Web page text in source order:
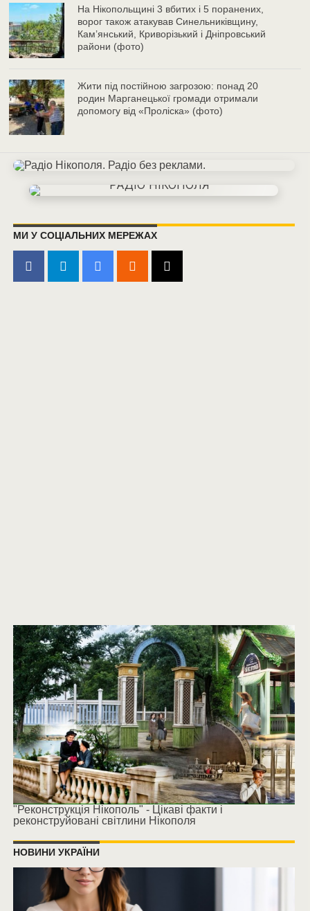
На Нікопольщині 3 вбитих і 5 поранених,
ворог також атакував Синельниківщину,
Кам’янський, Криворізький і Дніпровський
райони (фото)
Жити під постійною загрозою: понад 20
родин Марганецької громади отримали
допомогу від «Проліска» (фото)
МИ У СОЦІАЛЬНИХ МЕРЕЖАХ
"Реконструкція Нікополь" - Цікаві факти і
реконструйовані світлини Нікополя
НОВИНИ УКРАЇНИ